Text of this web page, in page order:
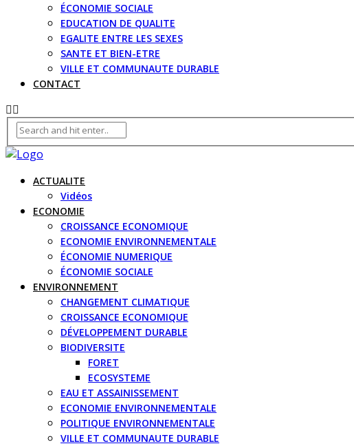
ÉCONOMIE SOCIALE
EDUCATION DE QUALITE
EGALITE ENTRE LES SEXES
SANTE ET BIEN-ETRE
VILLE ET COMMUNAUTE DURABLE
CONTACT
ACTUALITE
Vidéos
ECONOMIE
CROISSANCE ECONOMIQUE
ECONOMIE ENVIRONNEMENTALE
ÉCONOMIE NUMERIQUE
ÉCONOMIE SOCIALE
ENVIRONNEMENT
CHANGEMENT CLIMATIQUE
CROISSANCE ECONOMIQUE
DÉVELOPPEMENT DURABLE
BIODIVERSITE
FORET
ECOSYSTEME
EAU ET ASSAINISSEMENT
ECONOMIE ENVIRONNEMENTALE
POLITIQUE ENVIRONNEMENTALE
VILLE ET COMMUNAUTE DURABLE